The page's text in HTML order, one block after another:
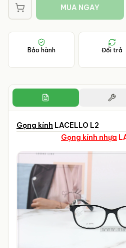
MUA NGAY
Bảo hành Đổi trả
Gọng kính LACELLO L2
Gọng kính nhựa